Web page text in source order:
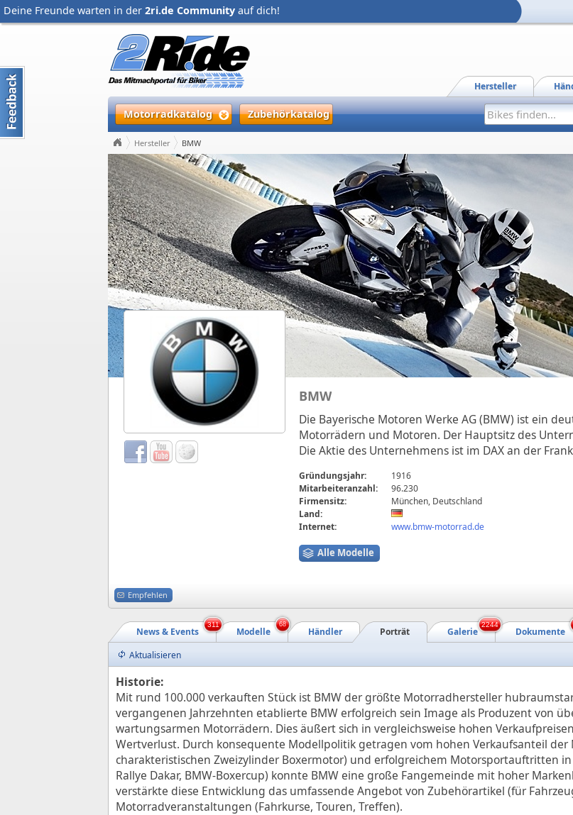
Deine Freunde warten in der 2ri.de Community auf dich!
Hersteller
Motorradkatalog Zubehörkatalog
Hersteller BMW
BMW
Die Bayerische Motoren Werke AG (BMW) ist ein
Motorrädern und Motoren. Der Hauptsitz des
Die Aktie des Unternehmens ist im DAX an der
Gründungsjahr:
1916
Mitarbeiteranzahl:
96.230
Firmensitz:
München, Deutschland
Land:
Internet:
www.bmw-motorrad.de
Alle Modelle
Empfehlen
Dokumente
Galerie
Porträt
Händler
Modelle
News & Events
311 68 2244
Aktualisieren
Historie:
Mit rund 100.000 verkauften Stück ist BMW der größte Motorradhersteller
vergangenen Jahrzehnten etablierte BMW erfolgreich sein Image als Produzent von
wartungsarmen Motorrädern. Dies äußert sich in vergleichsweise hohen
Wertverlust. Durch konsequente Modellpolitik getragen vom hohen Verkaufsanteil
charakteristischen Zweizylinder Boxermotor) und erfolgreichem Motorsportauftritten
Rallye Dakar, BMW-Boxercup) konnte BMW eine große Fangemeinde mit hoher
verstärkte diese Entwicklung das umfassende Angebot von Zubehörartikel (für
Motorradveranstaltungen (Fahrkurse, Touren, Treffen).